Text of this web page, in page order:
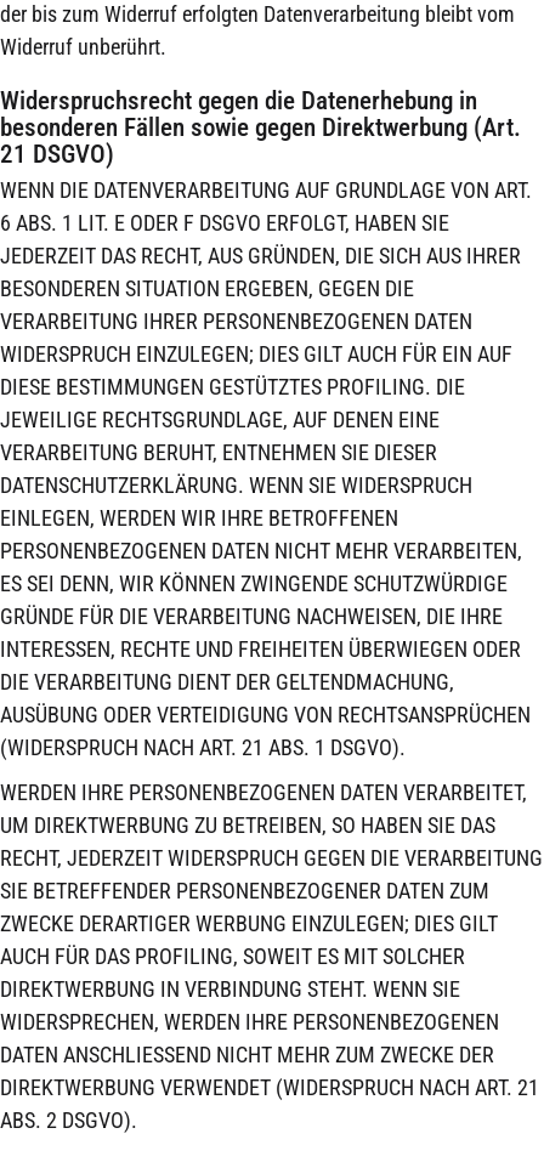
der bis zum Widerruf erfolgten Datenverarbeitung bleibt vom
Widerruf unberührt.
Widerspruchsrecht gegen die Datenerhebung in
besonderen Fällen sowie gegen Direktwerbung (Art.
21 DSGVO)
WENN DIE DATENVERARBEITUNG AUF GRUNDLAGE VON ART.
6 ABS. 1 LIT. E ODER F DSGVO ERFOLGT, HABEN SIE
JEDERZEIT DAS RECHT, AUS GRÜNDEN, DIE SICH AUS IHRER
BESONDEREN SITUATION ERGEBEN, GEGEN DIE
VERARBEITUNG IHRER PERSONENBEZOGENEN DATEN
WIDERSPRUCH EINZULEGEN; DIES GILT AUCH FÜR EIN AUF
DIESE BESTIMMUNGEN GESTÜTZTES PROFILING. DIE
JEWEILIGE RECHTSGRUNDLAGE, AUF DENEN EINE
VERARBEITUNG BERUHT, ENTNEHMEN SIE DIESER
DATENSCHUTZERKLÄRUNG. WENN SIE WIDERSPRUCH
EINLEGEN, WERDEN WIR IHRE BETROFFENEN
PERSONENBEZOGENEN DATEN NICHT MEHR VERARBEITEN,
ES SEI DENN, WIR KÖNNEN ZWINGENDE SCHUTZWÜRDIGE
GRÜNDE FÜR DIE VERARBEITUNG NACHWEISEN, DIE IHRE
INTERESSEN, RECHTE UND FREIHEITEN ÜBERWIEGEN ODER
DIE VERARBEITUNG DIENT DER GELTENDMACHUNG,
AUSÜBUNG ODER VERTEIDIGUNG VON RECHTSANSPRÜCHEN
(WIDERSPRUCH NACH ART. 21 ABS. 1 DSGVO).
WERDEN IHRE PERSONENBEZOGENEN DATEN VERARBEITET,
UM DIREKTWERBUNG ZU BETREIBEN, SO HABEN SIE DAS
RECHT, JEDERZEIT WIDERSPRUCH GEGEN DIE VERARBEITUNG
SIE BETREFFENDER PERSONENBEZOGENER DATEN ZUM
ZWECKE DERARTIGER WERBUNG EINZULEGEN; DIES GILT
AUCH FÜR DAS PROFILING, SOWEIT ES MIT SOLCHER
DIREKTWERBUNG IN VERBINDUNG STEHT. WENN SIE
WIDERSPRECHEN, WERDEN IHRE PERSONENBEZOGENEN
DATEN ANSCHLIESSEND NICHT MEHR ZUM ZWECKE DER
DIREKTWERBUNG VERWENDET (WIDERSPRUCH NACH ART. 21
ABS. 2 DSGVO).